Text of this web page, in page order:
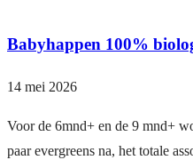
Babyhappen 100%
14 mei 2026
Voor de 6mnd+ en de 9 mnd+
paar evergreens na, het totale